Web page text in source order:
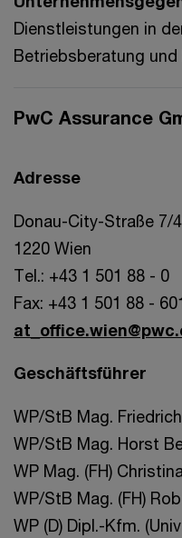
Dienstleistungen in
Betriebsberatung
PwC Assurance
Adresse
Donau-City-Straße 7/
1220 Wien
Tel.: +43 1 501 88 - 0
Fax: +43 1 501 88 -
Geschäftsführer
WP/StB Mag.
WP/StB Mag. Horst
WP Mag. (FH)
WP/StB Mag. (FH)
WP (D) Dipl.-Kfm.